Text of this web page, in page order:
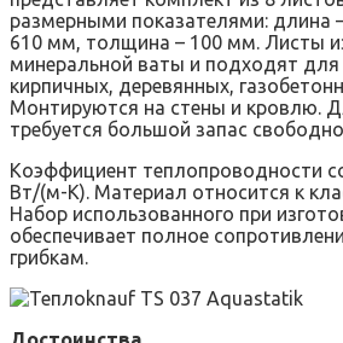
размерными показателями: длина
610 мм, толщина – 100 мм. Листы
минеральной ваты и подходят для
кирпичных, деревянных,
Монтируются на стены и кровлю.
требуется большой запас
Коэффициент теплопроводности
Вт/(м-К). Материал относится к
Набор использованного при
обеспечивает полное
грибкам.